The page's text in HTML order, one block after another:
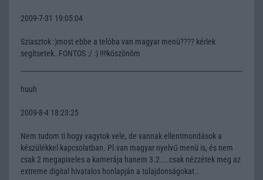
2009-7-31 19:05:04
Sziasztok :)most ebbe a telóba van magyar menü???? kérlek
segítsetek..FONTOS :/ :) !!!!köszönöm
huuh
2009-8-4 18:23:25
Nem tudom ti hogy vagytok vele, de vannak ellentmondások a
készülékkel kapcsolatban. Pl.van magyar nyelvű menü is, és nem
csak 2 megapixeles a kamerája hanem 3.2....csak nézzétek meg az
extreme digital hivatalos honlapján a tulajdonságokat..